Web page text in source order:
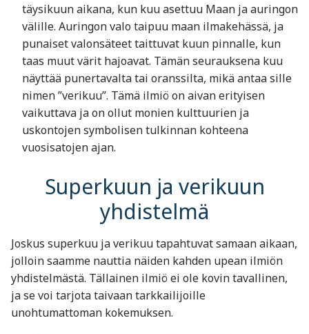
täysikuun aikana, kun kuu asettuu Maan ja auringon
välille. Auringon valo taipuu maan ilmakehässä, ja
punaiset valonsäteet taittuvat kuun pinnalle, kun
taas muut värit hajoavat. Tämän seurauksena kuu
näyttää punertavalta tai oranssilta, mikä antaa sille
nimen ”verikuu”. Tämä ilmiö on aivan erityisen
vaikuttava ja on ollut monien kulttuurien ja
uskontojen symbolisen tulkinnan kohteena
vuosisatojen ajan.
Superkuun ja verikuun
yhdistelmä
Joskus superkuu ja verikuu tapahtuvat samaan aikaan,
jolloin saamme nauttia näiden kahden upean ilmiön
yhdistelmästä. Tällainen ilmiö ei ole kovin tavallinen,
ja se voi tarjota taivaan tarkkailijoille
unohtumattoman kokemuksen.